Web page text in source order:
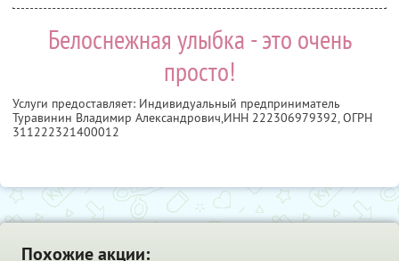
Белоснежная улыбка - это очень
просто!
Услуги предоставляет: Индивидуальный предприниматель
Туравинин Владимир Александрович,ИНН 222306979392, ОГРН
311222321400012
Похожие акции: